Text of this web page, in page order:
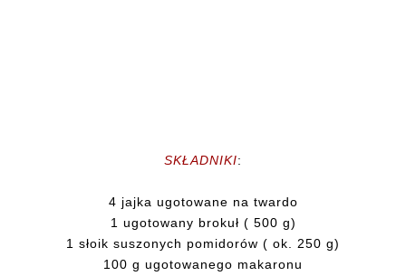
SKŁADNIKI:
4 jajka ugotowane na twardo
1 ugotowany brokuł ( 500 g)
1 słoik suszonych pomidorów ( ok. 250 g)
100 g ugotowanego makaronu